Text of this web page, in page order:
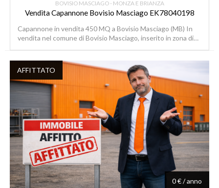
BOVISIO MASCIAGO - MONZA E BRIANZA
Vendita Capannone Bovisio Masciago EK78040198
Capannone in vendita 450 MQ a Bovisio Masciago (MB) In
vendita nel comune di Bovisio Masciago, inserito in zona di…
AFFITTATO
0 € / anno